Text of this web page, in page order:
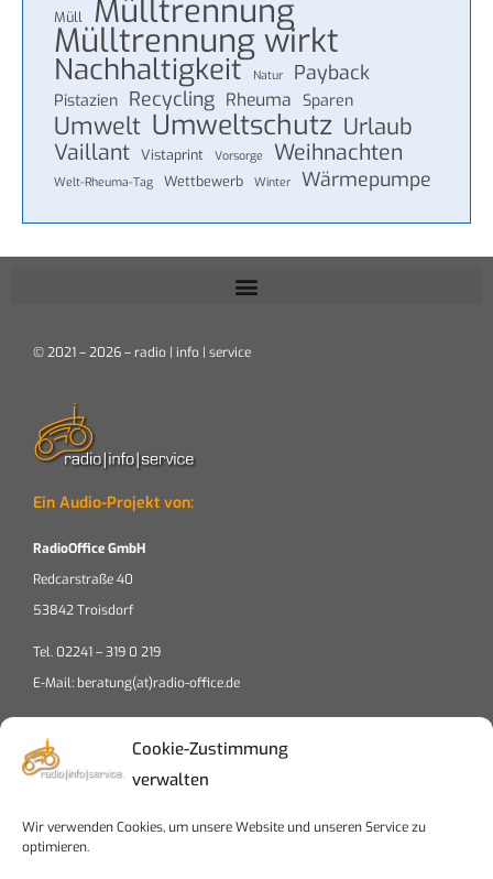
Cookie-Zustimmung
verwalten
Wir verwenden Cookies, um unsere Website und unseren Service zu
optimieren.
Müll
Mülltrennung
Mülltrennung wirkt
Nachhaltigkeit Natur Payback
Pistazien Recycling Rheuma Sparen
Umwelt Umweltschutz Urlaub
Vaillant Vistaprint Vorsorge Weihnachten
Welt-Rheuma-Tag Wettbewerb Winter Wärmepumpe
© 2021 – 2026 – radio | info | service
Ein Audio-Projekt von:
RadioOffice GmbH
Redcarstraße 40
53842 Troisdorf
Tel. 02241 – 319 0 219
E-Mail: beratung(at)radio-office.de